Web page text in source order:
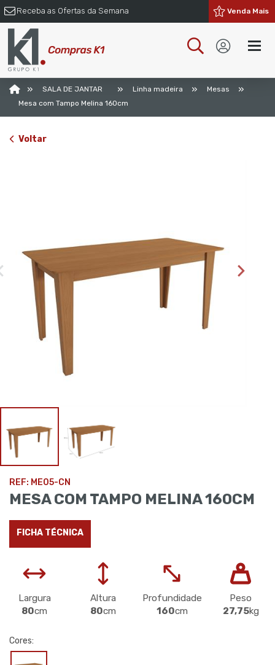
Receba as Ofertas da Semana Venda Mais
» SALA DE JANTAR » Linha madeira » Mesas »
Mesa com Tampo Melina 160cm
Voltar
REF: ME05-CN
MESA COM TAMPO MELINA 160CM
FICHA TÉCNICA
Largura
80cm
Altura
80cm
Profundidade
160cm
Peso
27,75kg
Cores: